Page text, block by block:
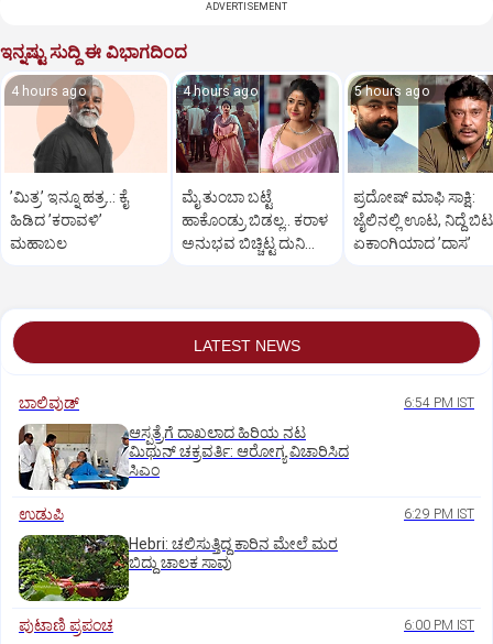
ADVERTISEMENT
ಇನ್ನಷ್ಟು ಸುದ್ದಿ ಈ ವಿಭಾಗದಿಂದ
4 hours ago
ʼಮಿತ್ರʼ ಇನ್ನೂ ಹತ್ರ..: ಕೈ
ಹಿಡಿದ ʼಕರಾವಳಿʼ
ಮಹಾಬಲ
4 hours ago
ಮೈ ತುಂಬಾ ಬಟ್ಟೆ
ಹಾಕೊಂಡ್ರು ಬಿಡಲ್ಲ.. ಕರಾಳ
ಅನುಭವ ಬಿಚ್ಚಿಟ್ಟ ದುನಿಯಾ
5 hours ago
ಪ್ರದೋಷ್‌ ಮಾಫಿ ಸಾಕ್ಷಿ:
ಜೈಲಿನಲ್ಲಿ ಊಟ, ನಿದ್ದೆ
ಏಕಾಂಗಿಯಾದ ʼದಾಸʼ
LATEST NEWS
ಬಾಲಿವುಡ್‌ 6:54 PM IST
ಆಸ್ಪತ್ರೆಗೆ ದಾಖಲಾದ ಹಿರಿಯ ನಟ
ಮಿಥುನ್ ಚಕ್ರವರ್ತಿ: ಆರೋಗ್ಯ ವಿಚಾರಿಸಿದ
ಸಿಎಂ
ಉಡುಪಿ 6:29 PM IST
Hebri: ಚಲಿಸುತ್ತಿದ್ದ ಕಾರಿನ ಮೇಲೆ ಮರ
ಬಿದ್ದು ಚಾಲಕ ಸಾವು
ಪುಟಾಣಿ ಪ್ರಪಂಚ 6:00 PM IST